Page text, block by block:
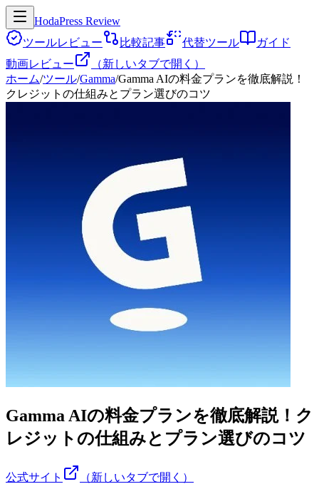
HodaPress Review
ツールレビュー
比較記事 代替ツール
ガイド
動画レビュー
（新しいタブで開く）
ホーム/ツール/Gamma/Gamma AIの料金プランを徹底解説！
クレジットの仕組みとプラン選びのコツ
Gamma AIの料金プランを徹底解説！ク
レジットの仕組みとプラン選びのコツ
公式サイト （新しいタブで開く）